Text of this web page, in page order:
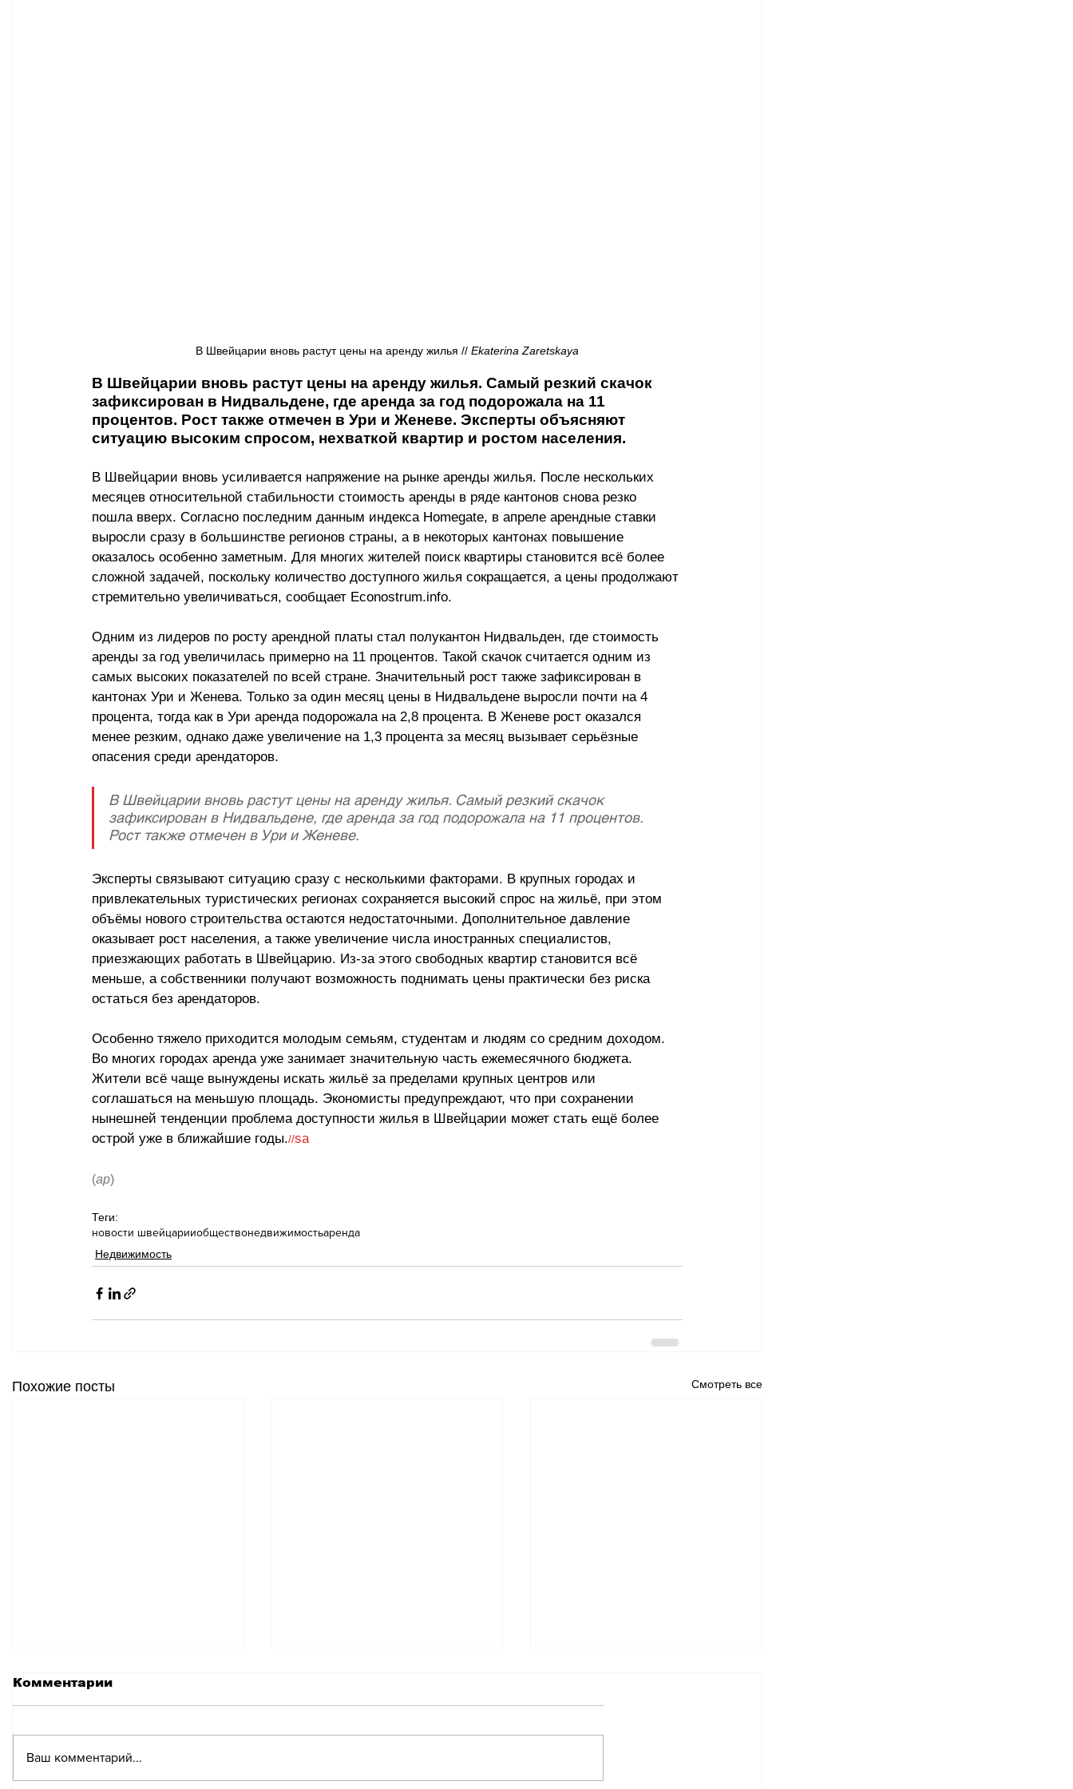
В Швейцарии вновь растут цены на аренду жилья // Ekaterina Zaretskaya
В Швейцарии вновь растут цены на аренду жилья. Самый резкий скачок
зафиксирован в Нидвальдене, где аренда за год подорожала на 11
процентов. Рост также отмечен в Ури и Женеве. Эксперты объясняют
ситуацию высоким спросом, нехваткой квартир и ростом населения.
В Швейцарии вновь усиливается напряжение на рынке аренды жилья. После нескольких
месяцев относительной стабильности стоимость аренды в ряде кантонов снова резко
пошла вверх. Согласно последним данным индекса Homegate, в апреле арендные ставки
выросли сразу в большинстве регионов страны, а в некоторых кантонах повышение
оказалось особенно заметным. Для многих жителей поиск квартиры становится всё более
сложной задачей, поскольку количество доступного жилья сокращается, а цены продолжают
стремительно увеличиваться, сообщает Econostrum.info.
Одним из лидеров по росту арендной платы стал полукантон Нидвальден, где стоимость
аренды за год увеличилась примерно на 11 процентов. Такой скачок считается одним из
самых высоких показателей по всей стране. Значительный рост также зафиксирован в
кантонах Ури и Женева. Только за один месяц цены в Нидвальдене выросли почти на 4
процента, тогда как в Ури аренда подорожала на 2,8 процента. В Женеве рост оказался
менее резким, однако даже увеличение на 1,3 процента за месяц вызывает серьёзные
опасения среди арендаторов.
В Швейцарии вновь растут цены на аренду жилья. Самый резкий скачок
зафиксирован в Нидвальдене, где аренда за год подорожала на 11 процентов.
Рост также отмечен в Ури и Женеве.
Эксперты связывают ситуацию сразу с несколькими факторами. В крупных городах и
привлекательных туристических регионах сохраняется высокий спрос на жильё, при этом
объёмы нового строительства остаются недостаточными. Дополнительное давление
оказывает рост населения, а также увеличение числа иностранных специалистов,
приезжающих работать в Швейцарию. Из-за этого свободных квартир становится всё
меньше, а собственники получают возможность поднимать цены практически без риска
остаться без арендаторов.
Особенно тяжело приходится молодым семьям, студентам и людям со средним доходом.
Во многих городах аренда уже занимает значительную часть ежемесячного бюджета.
Жители всё чаще вынуждены искать жильё за пределами крупных центров или
соглашаться на меньшую площадь. Экономисты предупреждают, что при сохранении
нынешней тенденции проблема доступности жилья в Швейцарии может стать ещё более
острой уже в ближайшие годы.//sa
(ар)
Теги:
новости швейцарииобществонедвижимостьаренда
Недвижимость
Похожие посты Смотреть все
Комментарии
Ваш комментарий...